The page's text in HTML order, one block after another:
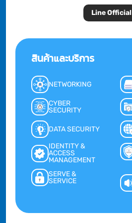
Line Official
สินค้าและบริการ
NETWORKING
CYBER
SECURITY
DATA SECURITY
IDENTITY &
ACCESS
MANAGEMENT
SERVE &
SERVICE